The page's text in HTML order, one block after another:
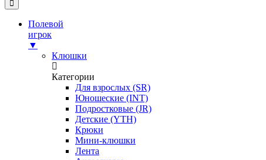
Полевой
игрок
▼
Клюшки
Категории
Для взрослых (SR)
Юношеские (INT)
Подростковые (JR)
Детские (YTH)
Крюки
Мини-клюшки
Лента